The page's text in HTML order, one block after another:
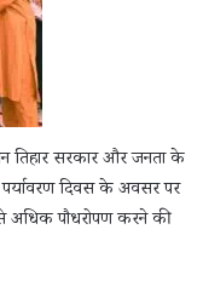
तिहार सरकार और जनता के
पर्यावरण दिवस के अवसर पर
पौधरोपण करने की